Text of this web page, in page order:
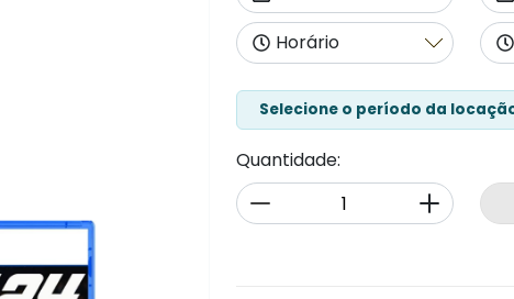
Selecione o período da
Quantidade: